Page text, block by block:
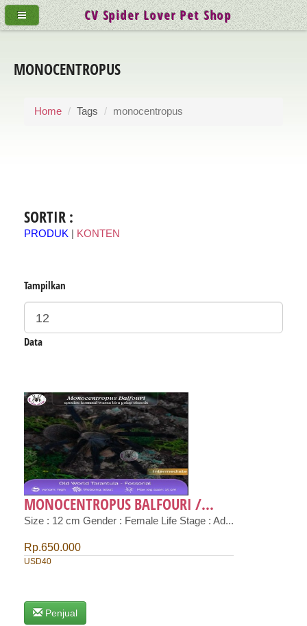
MONOCENTROPUS
Home Tags monocentropus
SORTIR :
PRODUK KONTEN
Tampilkan
Data
MONOCENTROPUS BALFOURI /...
Size : 12 cm Gender : Female Life Stage : Ad...
Rp.650.000
USD40
Penjual
CV Spider Lover Pet Shop